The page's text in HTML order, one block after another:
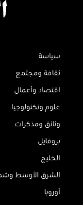
سياسة
ثقافة ومجتمع
اقتصاد وأعمال
علوم وتكنولوجيا
وثائق ومذكرات
بروفايل
الخليج
الشرق الأوسط
أوروبا